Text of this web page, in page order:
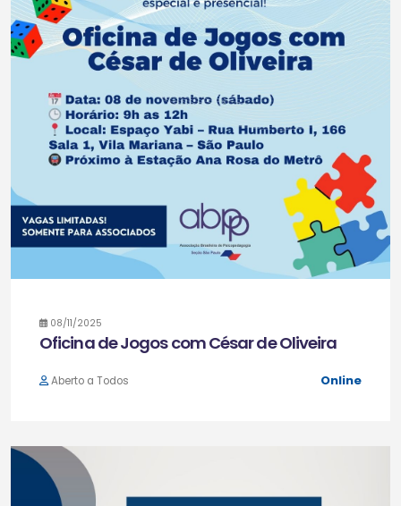
08/11/2025
Oficina de Jogos com César de Oliveira
Online
Aberto a Todos